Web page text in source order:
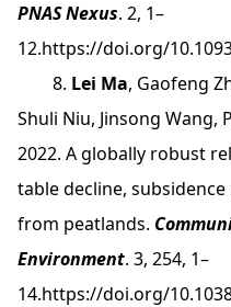
PNAS Nexus. 2, 1–
12.https://doi.org/
8. Lei Ma, Gaofeng
Shuli Niu, Jinsong Wang,
2022. A globally robust
table decline,
from peatlands.
Environment. 3, 254, 1–
14.https://doi.org/